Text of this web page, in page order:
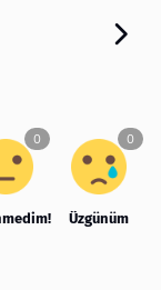
Üzgünüm